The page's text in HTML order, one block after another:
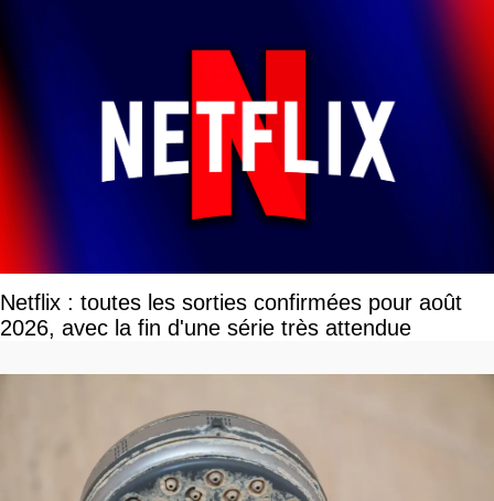
Netflix : toutes les sorties confirmées pour août
2026, avec la fin d'une série très attendue